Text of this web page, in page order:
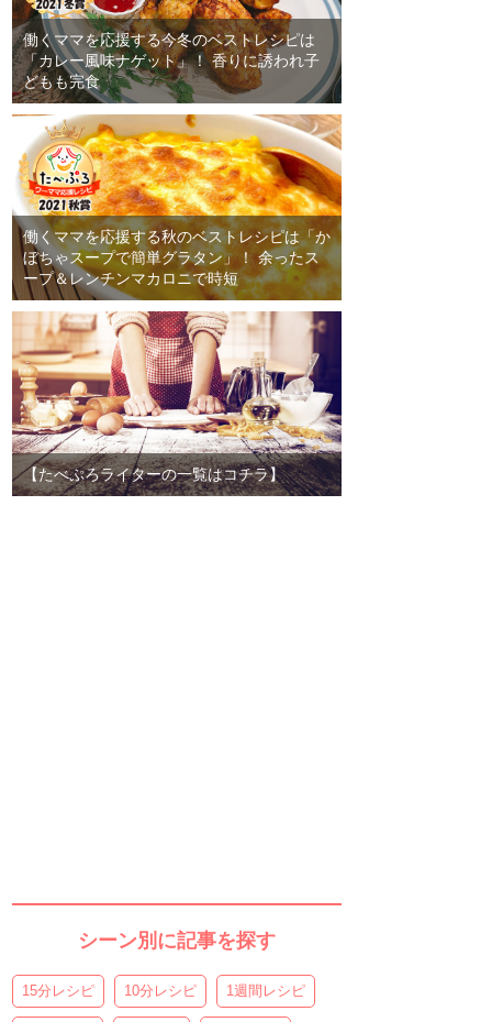
働くママを応援する今冬のベストレシピは
「カレー風味ナゲット」！ 香りに誘われ子
どもも完食
働くママを応援する秋のベストレシピは「か
ぼちゃスープで簡単グラタン」！ 余ったス
ープ＆レンチンマカロニで時短
【たべぷろライターの一覧はコチラ】
シーン別に記事を探す
15分レシピ 10分レシピ 1週間レシピ